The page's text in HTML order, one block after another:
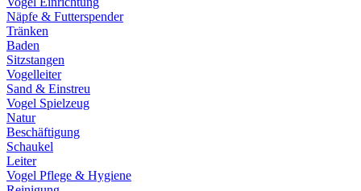
Näpfe & Futterspender
Tränken
Baden
Sitzstangen
Vogelleiter
Sand & Einstreu
Vogel Spielzeug
Natur
Beschäftigung
Schaukel
Leiter
Vogel Pflege & Hygiene